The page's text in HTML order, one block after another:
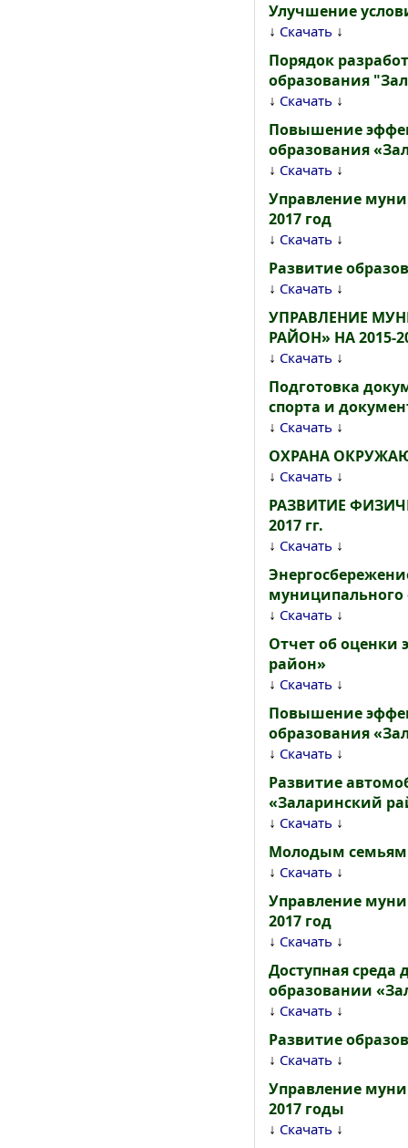
Улучшение
↓ Скачать ↓
Порядок
образования
↓ Скачать ↓
Повышение
образования
↓ Скачать ↓
Управление
2017 год
↓ Скачать ↓
Развитие
↓ Скачать ↓
УПРАВЛЕНИЕ
РАЙОН» НА
↓ Скачать ↓
Подготовка
спорта и
↓ Скачать ↓
ОХРАНА
↓ Скачать ↓
РАЗВИТИЕ
2017 гг.
↓ Скачать ↓
муниципального
↓ Скачать ↓
Отчет об оценки
район»
↓ Скачать ↓
Повышение
образования
↓ Скачать ↓
Развитие
«Заларинский
↓ Скачать ↓
Молодым семьям
↓ Скачать ↓
Управление
2017 год
↓ Скачать ↓
Доступная
образовании
↓ Скачать ↓
Развитие
↓ Скачать ↓
Управление
2017 годы
↓ Скачать ↓